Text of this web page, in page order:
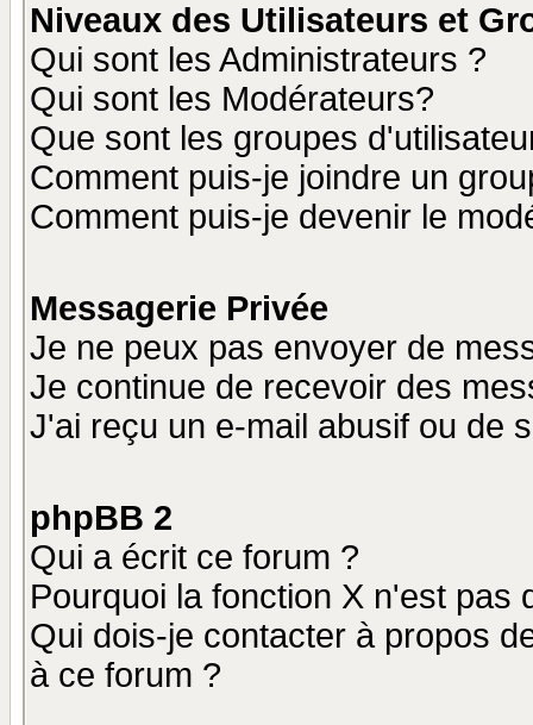
Niveaux des Utilisateurs et
Qui sont les Administrateurs ?
Qui sont les Modérateurs?
Que sont les groupes
Comment puis-je joindre un
Comment puis-je devenir le
Messagerie Privée
Je ne peux pas envoyer de
Je continue de recevoir des
J'ai reçu un e-mail abusif ou de
phpBB 2
Qui a écrit ce forum ?
Pourquoi la fonction X n'est pas
Qui dois-je contacter à propos
à ce forum ?